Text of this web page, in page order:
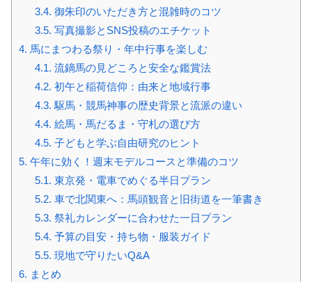
3.4. 御朱印のいただき方と混雑時のコツ
3.5. 写真撮影とSNS投稿のエチケット
4. 馬にまつわる祭り・年中行事を楽しむ
4.1. 流鏑馬の見どころと安全な鑑賞法
4.2. 初午と稲荷信仰：由来と地域行事
4.3. 駆馬・競馬神事の歴史背景と流派の違い
4.4. 絵馬・馬だるま・守札の選び方
4.5. 子どもと学ぶ自由研究のヒント
5. 午年に効く！週末モデルコースと準備のコツ
5.1. 東京発・電車でめぐる半日プラン
5.2. 車で北関東へ：馬頭観音と旧街道を一筆書き
5.3. 祭礼カレンダーに合わせた一日プラン
5.4. 予算の目安・持ち物・服装ガイド
5.5. 現地で守りたいQ&A
6. まとめ